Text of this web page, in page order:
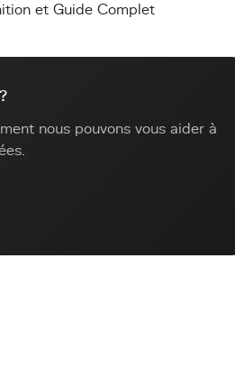
et Guide Complet
nous pouvons vous aider à